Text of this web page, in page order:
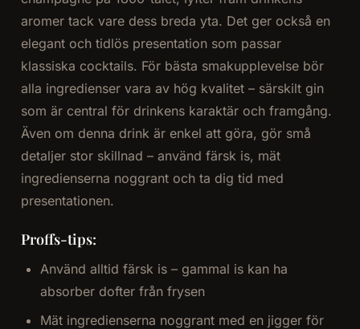
aromer tack vare dess breda yta. Det ger också en
elegant och tidlös presentation som passar
klassiska cocktails. För bästa smakupplevelse bör
alla ingredienser vara av hög kvalitet – särskilt gin
som är central för drinkens karaktär och framgång.
Även om denna drink är enkel att göra, gör små
detaljer stor skillnad – använd färsk is, mät
ingredienserna noggrant och ta dig tid med
presentationen.
Proffs-tips:
Använd alltid färsk is – gammal is kan ha
absorber dofter från frysen
Mät ingredienserna noggrant med en jigger för